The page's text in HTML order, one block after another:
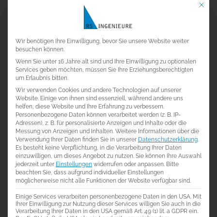
im Mittelpunkt. Durch den Einsatz modernster
maßgeschneiderte Konzepte, die auf die jeweilige
Nutzung abgestimmt sind. Dies umfasst die Integration
Planung neuer Systeme für komplexe Anforderungen.
Unsere Zielgruppen und
Anwendungsbereiche
Die Dienstleistungen richten sich an
Gewerbeimmobilien, Produktionsstätten,
Einkaufszentren und öffentliche Einrichtungen, die auf
leistungsfähige und sichere Transportlösungen
Mit
Datenschutz-
Wir benötigen Ihre Einwilligung, bevor Sie unsere Website weiter
besuchen können.
Wenn Sie unter 16 Jahre alt sind und Ihre Einwilligung zu optionalen
Services geben möchten, müssen Sie Ihre Erziehungsberechtigten
um Erlaubnis bitten.
Wir verwenden Cookies und andere Technologien auf unserer
Website. Einige von ihnen sind essenziell, während andere uns
helfen, diese Website und Ihre Erfahrung zu verbessern.
Personenbezogene Daten können verarbeitet werden (z. B. IP-
Adressen), z. B. für personalisierte Anzeigen und Inhalte oder die
Messung von Anzeigen und Inhalten. Weitere Informationen über die
Verwendung Ihrer Daten finden Sie in unserer Datenschutzerklärung.
Es besteht keine Verpflichtung, in die Verarbeitung Ihrer Daten
einzuwilligen, um dieses Angebot zu nutzen. Sie können Ihre Auswahl
jederzeit unter Einstellungen widerrufen oder anpassen. Bitte
beachten Sie, dass aufgrund individueller Einstellungen
möglicherweise nicht alle Funktionen der Website verfügbar sind.
Einige Services verarbeiten personenbezogene Daten in den USA. Mit
Ihrer Einwilligung zur Nutzung dieser Services willigen Sie auch in die
Verarbeitung Ihrer Daten in den USA gemäß Art. 49 (1) lit. a GDPR ein.